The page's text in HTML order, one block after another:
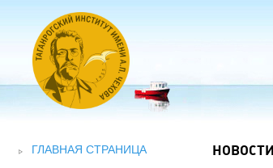
ГЛАВНАЯ СТРАНИЦА
НОВОСТИ